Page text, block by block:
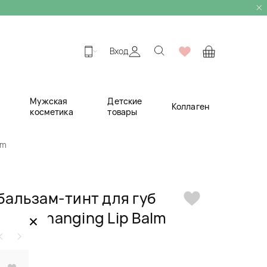
Вход
Мужская
косметика
Детские
товары
Коллаген
×
тинт для губ
Changing Lip Balm